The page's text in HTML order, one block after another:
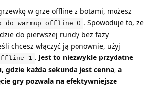
w grze offline z botami, możesz
0 . Spowoduje to, że
do pierwszej rundy bez fazy
chcesz włączyć ją ponownie, użyj
1 . Jest to niezwykle przydatne
gdzie każda sekunda jest cenna, a
gry pozwala na efektywniejsze